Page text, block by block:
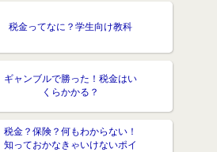
税金ってなに？学生向け教科
ギャンブルで勝った！税金はい
くらかかる？
税金？保険？何もわからない！
知っておかなきゃいけないポイ